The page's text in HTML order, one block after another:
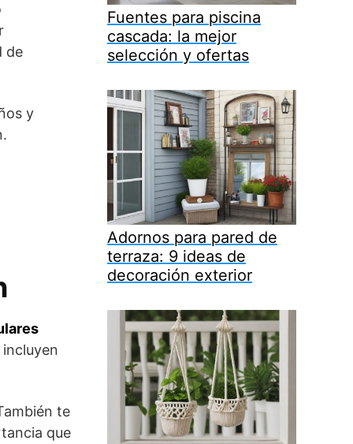
de
y
te
que
Fuentes para piscina
cascada: la mejor
selección y ofertas
Adornos para pared de
terraza: 9 ideas de
decoración exterior